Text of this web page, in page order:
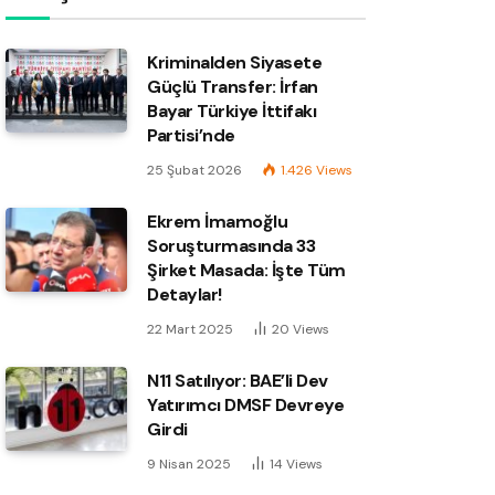
Kriminalden Siyasete
Güçlü Transfer: İrfan
Bayar Türkiye İttifakı
Partisi’nde
25 Şubat 2026 1.426 Views
Ekrem İmamoğlu
Soruşturmasında 33
Şirket Masada: İşte Tüm
Detaylar!
22 Mart 2025 20 Views
N11 Satılıyor: BAE’li Dev
Yatırımcı DMSF Devreye
Girdi
9 Nisan 2025 14 Views